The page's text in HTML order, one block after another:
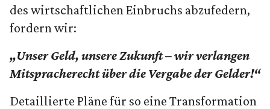
des wirtschaftlichen Einbruchs abzufedern,
fordern wir:
„Unser Geld, unsere Zukunft – wir verlangen
Mitspracherecht über die Vergabe der Gelder!“
Detaillierte Pläne für so eine Transformation